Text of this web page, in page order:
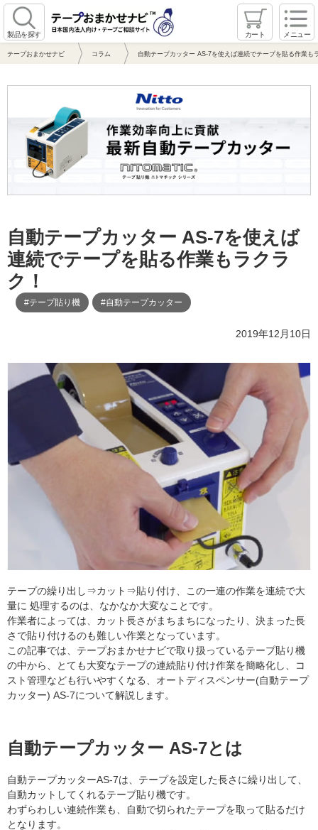
製品を探す カート メニュー
テープおまかせナビ コラム 自動テープカッター AS-7を使えば連続でテープを貼る作業も
自動テープカッター AS-7を使えば
連続でテープを貼る作業もラクラ
ク！
#テープ貼り機 #自動テープカッター
2019年12月10日
テープの繰り出し⇒カット⇒貼り付け、この一連の作業を連続で大
量に 処理するのは、なかなか大変なことです。
作業者によっては、カット長さがまちまちになったり、決まった長
さで貼り付けるのも難しい作業となっています。
この記事では、テープおまかせナビで取り扱っているテープ貼り機
の中から、とても大変なテープの連続貼り付け作業を簡略化し、コ
スト管理なども行いやすくなる、オートディスペンサー(自動テープ
カッター) AS-7について解説します。
自動テープカッター AS-7とは
自動テープカッターAS-7は、テープを設定した長さに繰り出して、
自動カットしてくれるテープ貼り機です。
わずらわしい連続作業も、自動で切られたテープを取って貼るだけ
となります。